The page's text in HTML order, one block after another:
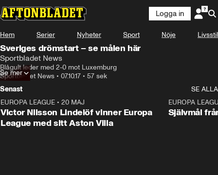
Logga in
Hem Serier Nyheter Sport Nöje Livsstil
Sveriges drömstart – se målen här
Sportbladet News
Blågult leder med 2-0 mot Luxemburg
Sportbladet News • 07.10.17 • 57 sek
Se mer
Senast
SE ALLA
EUROPA LEAGUE • 20 MAJ
Victor Nilsson Lindelöf vinner Europa
League med sitt Aston Villa
EUROPA
Självmål